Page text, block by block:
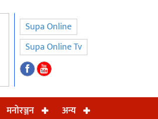
Supa Online
Supa Online Tv
मनोरञ्जन अन्य